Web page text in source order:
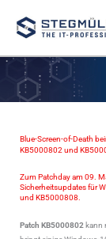
Inhalt
springen
Blue-Screen-of-Death
KB5000802 und
Zum Patchday am 09.
Sicherheitsupdates für
und KB5000808.
Patch KB5000802 kann